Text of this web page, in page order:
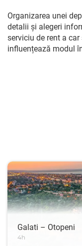
Organizarea unei
detalii și alegeri
serviciu de rent a
influențează modul
Galati – Otopeni
4h